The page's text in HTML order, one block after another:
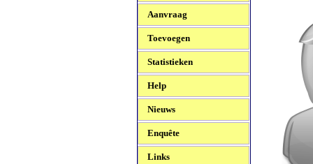
Aanvraag
Toevoegen
Statistieken
Help
Nieuws
Enquête
Links